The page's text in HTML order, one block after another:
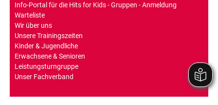
Info-Portal für die Hits for Kids - Gruppen - Anmeldung
Warteliste
Wir über uns
Unsere Trainingszeiten
Kinder & Jugendliche
Erwachsene & Senioren
Leistungsturngruppe
Unser Fachverband